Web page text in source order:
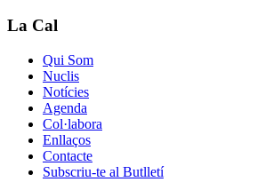
La Cal
Qui Som
Nuclis
Notícies
Agenda
Col·labora
Enllaços
Contacte
Subscriu-te al Butlletí